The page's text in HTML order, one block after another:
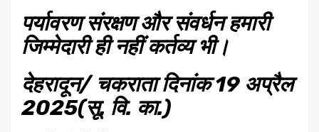
पर्यावरण संरक्षण और संवर्धन हमारी
जिम्मेदारी ही नहीं कर्तव्य भी।
देहरादून/ चकराता दिनांक 19 अप्रैल
2025(सू. वि. का.)